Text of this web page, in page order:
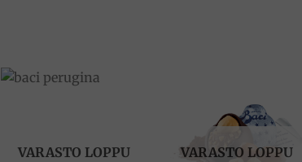
VARASTO LOPPU
Add to
wishlist
VARASTO LOPPU